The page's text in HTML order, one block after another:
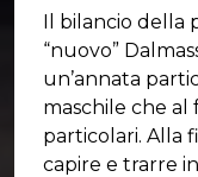
Il bilancio della
“nuovo”
un’annata
maschile che al
particolari. Alla
capire e trarre